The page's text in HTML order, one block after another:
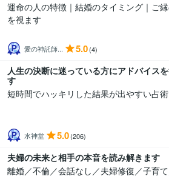
運命の人の特徴｜結婚のタイミング｜ご
を視ます
愛の神託師... 5.0(4)
人生の決断に迷っている方にアドバイス
す
短時間でハッキリした結果が出やすい占術
水神堂 5.0(206)
夫婦の未来と相手の本音を読み解きます
離婚／不倫／会話なし／夫婦修復／子育